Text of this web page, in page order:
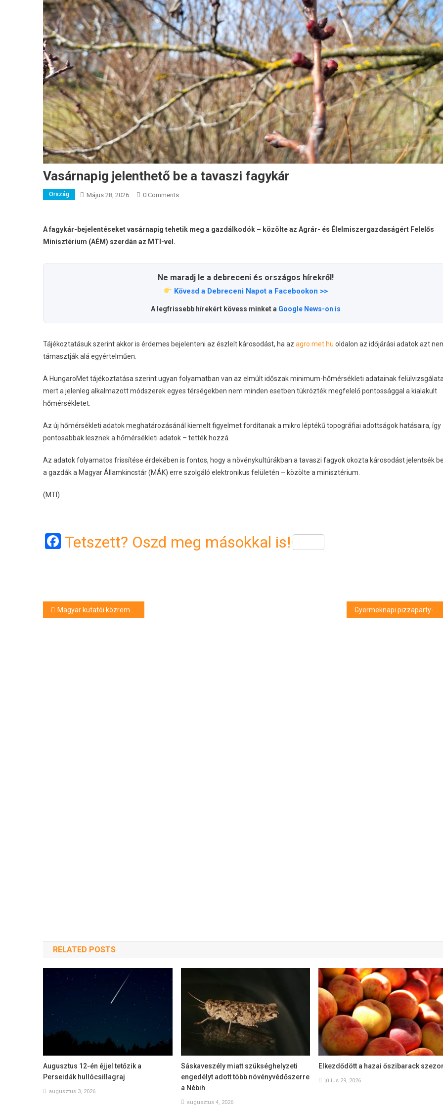
Vasárnapig jelenthető be a tavaszi fagykár
Ország Május 28, 2026 0 Comments
A fagykár-bejelentéseket vasárnapig tehetik meg a gazdálkodók – közölte az Agrár- és Élelmiszergazdaságért Felelős
Minisztérium (AÉM) szerdán az MTI-vel.
Ne maradj le a debreceni és országos hírekről!
Kövesd a Debreceni Napot a Facebookon >>
A legfrissebb hírekért kövess minket a Google News-on is
Tájékoztatásuk szerint akkor is érdemes bejelenteni az észlelt károsodást, ha az agro.met.hu oldalon az időjárási adatok azt
támasztják alá egyértelműen.
A HungaroMet tájékoztatása szerint ugyan folyamatban van az elmúlt időszak minimum-hőmérsékleti adatainak
mert a jelenleg alkalmazott módszerek egyes térségekben nem minden esetben tükrözték megfelelő pontossággal a kialakult
hőmérsékletet.
Az új hőmérsékleti adatok meghatározásánál kiemelt figyelmet fordítanak a mikro léptékű topográfiai adottságok hatásaira, így
pontosabbak lesznek a hőmérsékleti adatok – tették hozzá.
Az adatok folyamatos frissítése érdekében is fontos, hogy a növénykultúrákban a tavaszi fagyok okozta károsodást jelentsék
a gazdák a Magyar Államkincstár (MÁK) erre szolgáló elektronikus felületén – közölte a minisztérium.
(MTI)
Facebook
Tetszett? Oszd meg másokkal is!
Bejegyzés
Magyar kutatói közreműködés segíthet az afrikai sertéspestis visszaszorításában
RELATED POSTS
Augusztus 12-én éjjel tetőzik a
Perseidák hullócsillagraj
augusztus 3, 2026
Sáskaveszély miatt szükséghelyzeti
engedélyt adott több növényvédőszerre
a Nébih
augusztus 4, 2026
Elkezdődött a hazai őszibarack
július 29, 2026